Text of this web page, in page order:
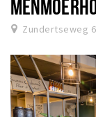
Zundertseweg